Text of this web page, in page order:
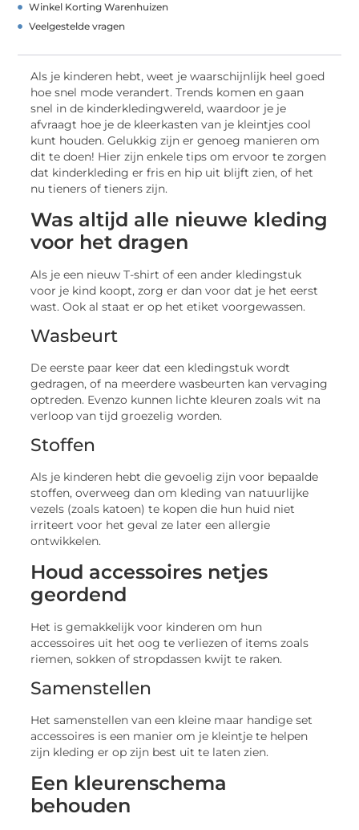
Winkel Korting Warenhuizen
Veelgestelde vragen
Als je kinderen hebt, weet je waarschijnlijk heel goed
hoe snel mode verandert. Trends komen en gaan
snel in de kinderkledingwereld, waardoor je je
afvraagt ​​hoe je de kleerkasten van je kleintjes cool
kunt houden. Gelukkig zijn er genoeg manieren om
dit te doen! Hier zijn enkele tips om ervoor te zorgen
dat kinderkleding er fris en hip uit blijft zien, of het
nu tieners of tieners zijn.
Was altijd alle nieuwe kleding
voor het dragen
Als je een nieuw T-shirt of een ander kledingstuk
voor je kind koopt, zorg er dan voor dat je het eerst
wast. Ook al staat er op het etiket voorgewassen.
Wasbeurt
De eerste paar keer dat een kledingstuk wordt
gedragen, of na meerdere wasbeurten kan vervaging
optreden. Evenzo kunnen lichte kleuren zoals wit na
verloop van tijd groezelig worden.
Stoffen
Als je kinderen hebt die gevoelig zijn voor bepaalde
stoffen, overweeg dan om kleding van natuurlijke
vezels (zoals katoen) te kopen die hun huid niet
irriteert voor het geval ze later een allergie
ontwikkelen.
Houd accessoires netjes
geordend
Het is gemakkelijk voor kinderen om hun
accessoires uit het oog te verliezen of items zoals
riemen, sokken of stropdassen kwijt te raken.
Samenstellen
Het samenstellen van een kleine maar handige set
accessoires is een manier om je kleintje te helpen
zijn kleding er op zijn best uit te laten zien.
Een kleurenschema
behouden